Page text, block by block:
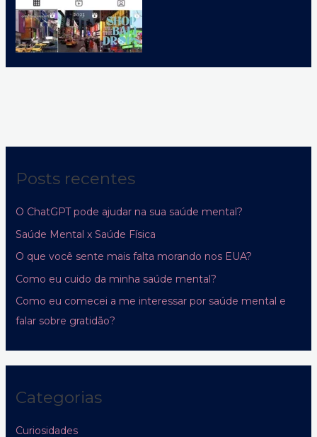
Posts recentes
O ChatGPT pode ajudar na sua saúde mental?
Saúde Mental x Saúde Física
O que você sente mais falta morando nos EUA?
Como eu cuido da minha saúde mental?
Como eu comecei a me interessar por saúde mental e
falar sobre gratidão?
Categorias
Curiosidades